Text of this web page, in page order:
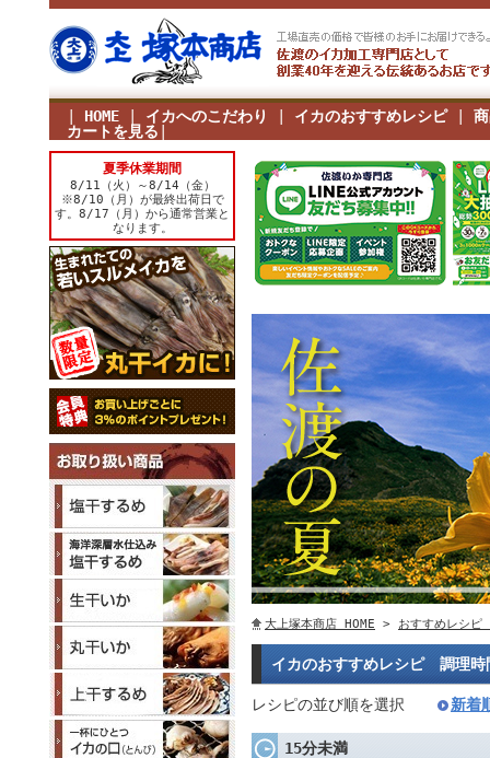
夏季休業期間
8/11（火）～8/14（金）
※8/10（月）が最終出荷日で
す。8/17（月）から通常営業と
なります。
HOME イカへのこだわり イカのおすすめレシピ|
カートを見る
大上塚本商店 HOME > おすすめレシ
イカのおすすめレシピ 調理時
レシピの並び順を選択 新着
15分未満